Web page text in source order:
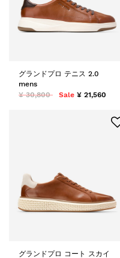
グランドプロ テニス 2.0
mens
¥ 30,800
Sale ¥ 21,560
グランドプロ コート スカイ